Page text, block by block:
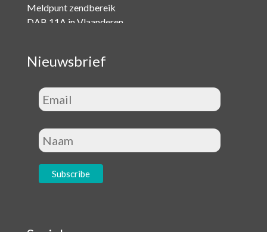
Meldpunt zendbereik
DAB 11A in Vlaanderen
Nieuwsbrief